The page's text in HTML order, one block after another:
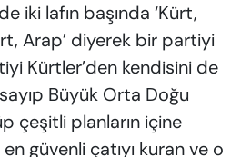
iki lafın başında ‘Kürt,
Arap’ diyerek bir partiyi
Kürtler’den kendisini de
Büyük Orta Doğu
çeşitli planların içine
güvenli çatıyı kuran ve o